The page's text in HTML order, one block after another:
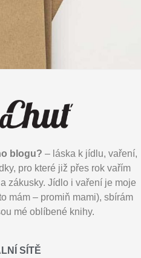
blogu? – láska k jídlu, vaření,
pro které již přes rok vařím
zákusky. Jídlo i vaření je moje
mám – promiň mami), sbírám
mé oblíbené knihy.
SÍTĚ